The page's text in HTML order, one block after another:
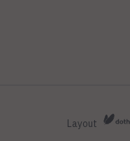
Layout